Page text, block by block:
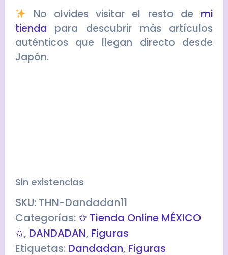
No olvides visitar el resto de mi
tienda para descubrir más artículos
auténticos que llegan directo desde
Japón.
Sin existencias
SKU: THN-Dandadan11
Categorías: ✩ Tienda Online MÉXICO
✩, DANDADAN, Figuras
Etiquetas: Dandadan, Figuras